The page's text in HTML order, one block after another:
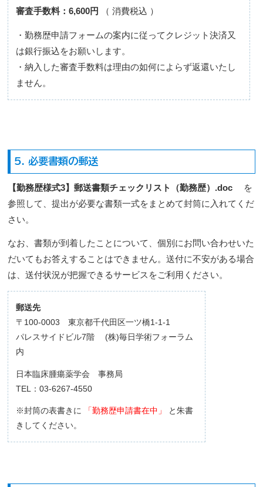
審査手数料：6,600円 （ 消費税込 ）
・勤務歴申請フォームの案内に従ってクレジット決済又
は銀行振込をお願いします。
・納入した審査手数料は理由の如何によらず返還いたし
ません。
5. 必要書類の郵送
【勤務歴様式3】郵送書類チェックリスト（勤務歴）.doc
を
参照して、提出が必要な書類一式をまとめて封筒に入れてくだ
さい。
なお、書類が到着したことについて、個別にお問い合わせいた
だいてもお答えすることはできません。送付に不安がある場合
は、送付状況が把握できるサービスをご利用ください。
郵送先
〒100-0003 東京都千代田区一ツ橋1-1-1
パレスサイドビル7階 (株)毎日学術フォーラム
内
日本臨床腫瘍薬学会 事務局
TEL：03-6267-4550
※封筒の表書きに 「勤務歴申請書在中」
と朱書
きしてください。